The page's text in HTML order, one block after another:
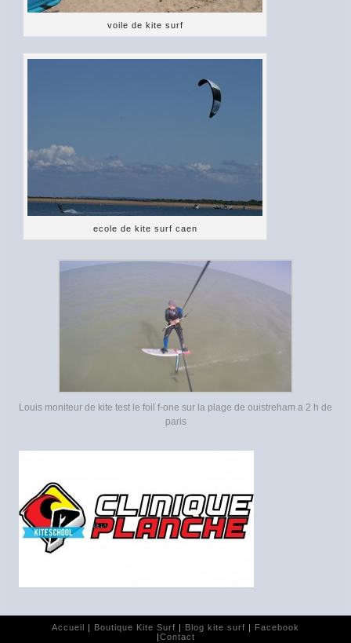
voile de kite surf
ecole de kite surf caen
Louis moniteur de kite test le foil f-one sur la plage de ouistreham a 2 h de
paris
Accueil | Boutique Kite Surf | Blog kite surf | Facebook
|Contact